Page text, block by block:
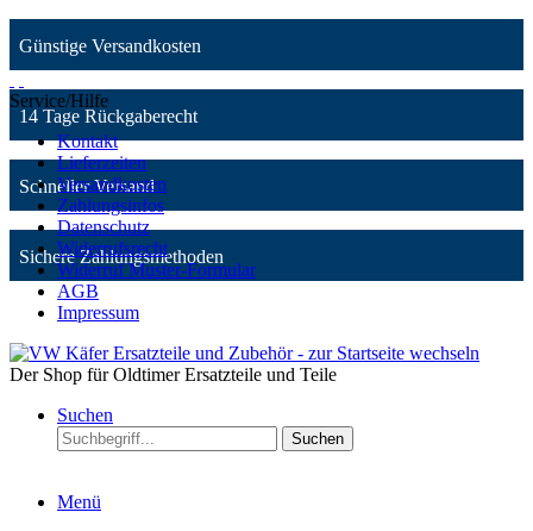
Günstige Versandkosten
14 Tage Rückgaberecht
Schneller Versand
Sichere Zahlungsmethoden
Service/Hilfe
Kontakt
Lieferzeiten
Versandkosten
Zahlungsinfos
Datenschutz
Widerrufsrecht
Widerruf Muster-Formular
AGB
Impressum
Der Shop für Oldtimer Ersatzteile und Teile
Suchen
Suchen
Menü